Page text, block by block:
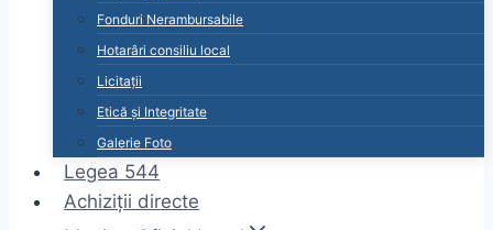
Fonduri Nerambursabile
Hotarâri consiliu local
Licitații
Etică și Integritate
Galerie Foto
Legea 544
Achiziții directe